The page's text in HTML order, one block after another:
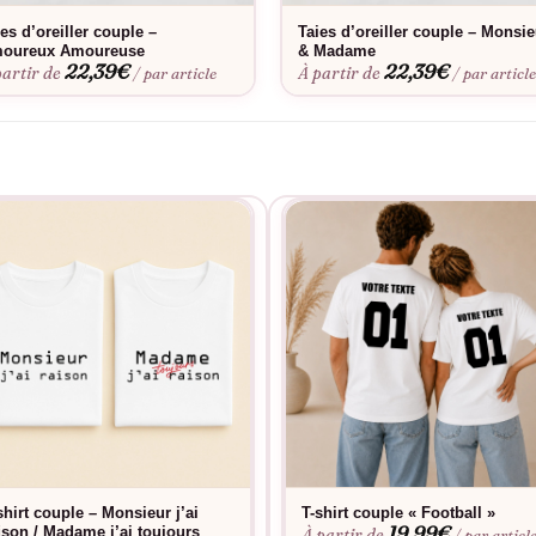
personnes qui jouent, et la référence est universellement
Le flocage est-il fait en France ?
Quel délai de livraison ?
domicile 7,99€. Point Relais gratuit dès 60€ d’achat.
d’oreiller couple –
Amoureuse
de22,39€ / par article
Taies d’oreiller couple –
& Madame
À partir de22,39€ / par article
couple – Monsieur j’ai
/ Madame j’ai toujours
T-shirt couple « Football »